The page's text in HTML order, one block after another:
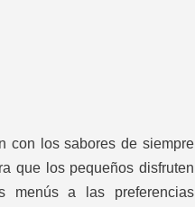
con los sabores de siempre
que los pequeños disfruten
menús a las preferencias